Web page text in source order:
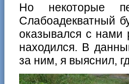
Но некоторые
Слабоадекватный
оказывался с нами
находился. В
за ним, я выяснил,